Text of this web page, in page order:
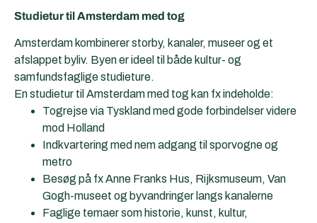
Studietur tilAmsterdam med tog
Amsterdam kombinerer storby, kanaler, museer og et
afslappet byliv. Byen er ideel til både kultur- og
samfundsfaglige studieture.
En studietur til Amsterdam med tog kan fx indeholde:
Togrejse via Tyskland med gode forbindelser videre
mod Holland
Indkvartering med nem adgang til sporvogne og
metro
Besøg på fx Anne Franks Hus, Rijksmuseum, Van
Gogh-museet og byvandringer langs kanalerne
Faglige temaer som historie, kunst, kultur,